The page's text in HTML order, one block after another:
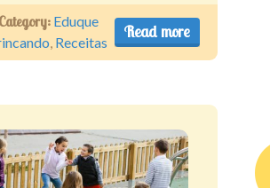
Read more
Category: Eduque
, Receitas